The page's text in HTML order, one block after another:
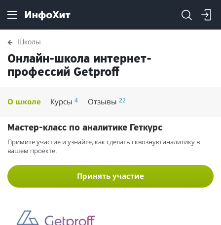
Школы
Онлайн-школа интернет-
профессий Getproff
О школе Курсы4 Отзывы 22
Мастер-класс по аналитике Геткурс
Примите участие и узнайте, как сделать сквозную аналитику в
вашем проекте.
Принять участие